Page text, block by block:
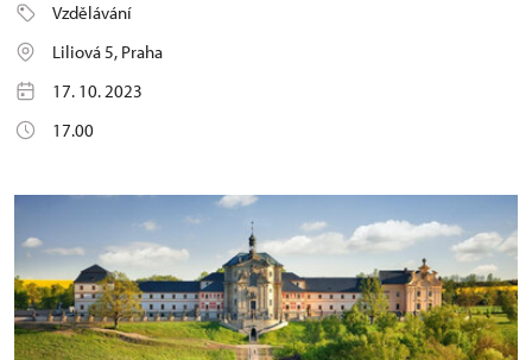
Vzdělávání
Liliová 5, Praha
17. 10. 2023
17.00